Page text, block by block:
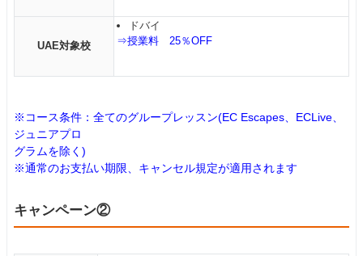
UAE対象校
ドバイ
⇒授業料 25％OFF
※コース条件：全てのグループレッスン(EC Escapes、ECLive、
ジュニアプロ
グラムを除く)
※通常のお支払い期限、キャンセル規定が適用されます
キャンペーン②